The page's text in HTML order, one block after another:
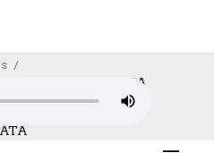
DE LA SERENA
PROTECCIÓN Y
REGIONAL
14/03/2024